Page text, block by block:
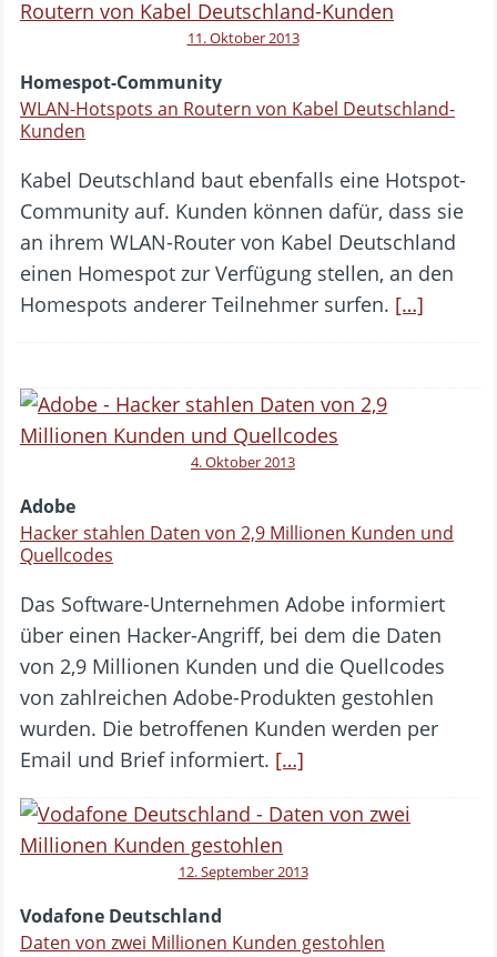
11. Oktober 2013
Homespot-Community
WLAN-Hotspots an Routern von Kabel Deutschland-
Kunden
Kabel Deutschland baut ebenfalls eine Hotspot-
Community auf. Kunden können dafür, dass sie
an ihrem WLAN-Router von Kabel Deutschland
einen Homespot zur Verfügung stellen, an den
Homespots anderer Teilnehmer surfen. […]
4. Oktober 2013
Adobe
Hacker stahlen Daten von 2,9 Millionen Kunden und
Quellcodes
Das Software-Unternehmen Adobe informiert
über einen Hacker-Angriff, bei dem die Daten
von 2,9 Millionen Kunden und die Quellcodes
von zahlreichen Adobe-Produkten gestohlen
wurden. Die betroffenen Kunden werden per
Email und Brief informiert. […]
12. September 2013
Vodafone Deutschland
Daten von zwei Millionen Kunden gestohlen